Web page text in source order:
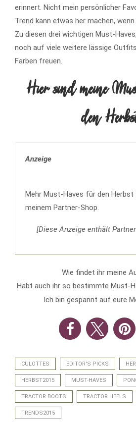
erinnert. Nicht mein persönlicher
Trend kann etwas her machen,
Zu diesen drei wichtigen Must-
noch auf viele weitere lässige
Farben freuen.
Hier sind meine
den
Anzeige
Mehr Must-Haves für den Herbst
meinem Partner-Shop.
[Diese Anzeige enthält
Wie findet ihr meine
Habt auch ihr so bestimmte Must-
Ich bin gespannt auf eure
CULOTTES EDITOR'S PICKS
HERBST2015 MUST-HAVES
TRACTOR BOOTS TRACTOR HEELS
TRENDS2015